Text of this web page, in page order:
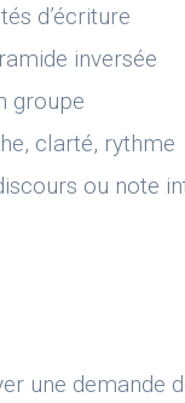
d’écriture
inversée
groupe
clarté, rythme
ou note
une demande